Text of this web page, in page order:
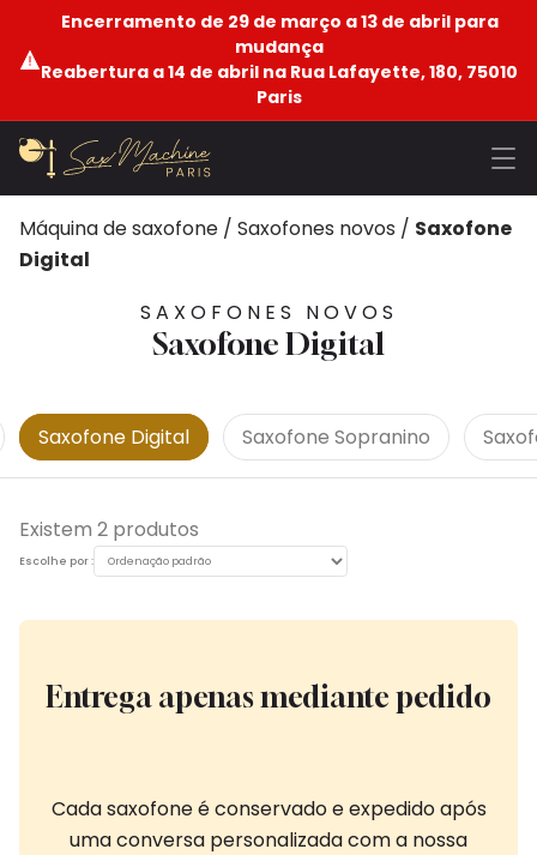
Encerramento de 29 de março a 13 de abril para
mudança
Reabertura a 14 de abril na Rua Lafayette, 180, 75010
Paris
Máquina de saxofone / Saxofones novos / Saxofone
Digital
SAXOFONES NOVOS
Saxofone Digital
Saxofone Digital Saxofone Sopranino
Existem 2 produtos
Escolhe por :
Entrega apenas mediante pedido
Cada saxofone é conservado e expedido após
uma conversa personalizada com a nossa